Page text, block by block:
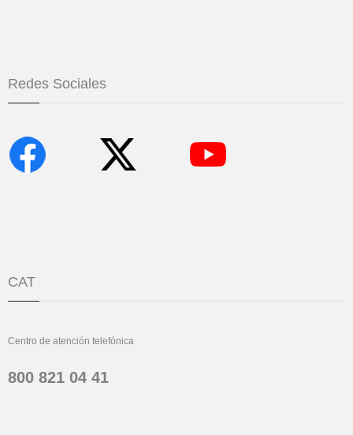
Redes Sociales
CAT
Centro de atención telefónica
800 821 04 41